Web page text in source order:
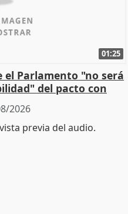
01:25
el Parlamento "no será
del pacto con
2026